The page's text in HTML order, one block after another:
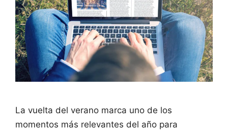
La vuelta del verano marca uno de los
momentos más relevantes del año para